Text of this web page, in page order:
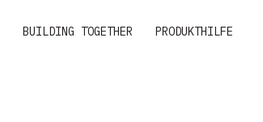
BUILDING TOGETHER PRODUKTHILFE